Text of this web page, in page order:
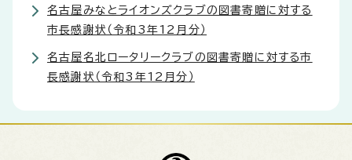
名古屋みなとライオンズクラブの図書寄贈に対する
市長感謝状（令和3年12月分）
名古屋名北ロータリークラブの図書寄贈に対する市
長感謝状（令和3年12月分）